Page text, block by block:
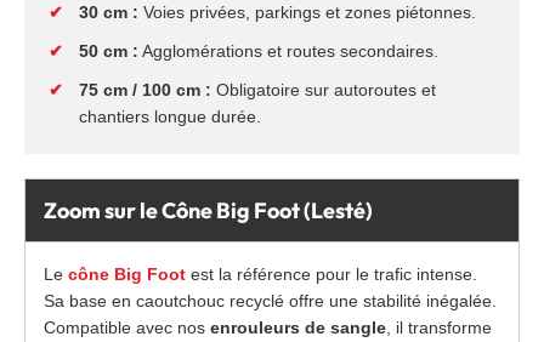
✔ 30 cm : Voies privées, parkings et zones piétonnes.
✔
50 cm : Agglomérations et routes secondaires.
✔
75 cm / 100 cm : Obligatoire sur autoroutes et
chantiers longue durée.
Zoom sur le Cône Big Foot (Lesté)
Le cône Big Foot est la référence pour le trafic intense.
Sa base en caoutchouc recyclé offre une stabilité inégalée.
Compatible avec nos enrouleurs de sangle , il transforme